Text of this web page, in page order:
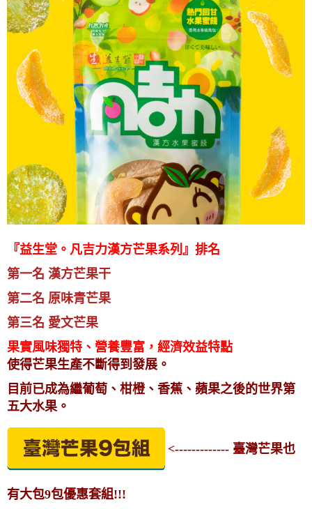
『益生堂。凡吉力漢方芒果系列』排名
第一名 漢方芒果干
第二名 原味青芒果
第三名 愛文芒果
果實風味獨特、營養豐富，經濟效益特點
使得芒果生產不斷得到發展。
目前已成為繼葡萄、柑橙、香蕉、蘋果之後的世界第
五大水果。
<------------- 臺灣芒果也
有大包9包優惠套組!!!